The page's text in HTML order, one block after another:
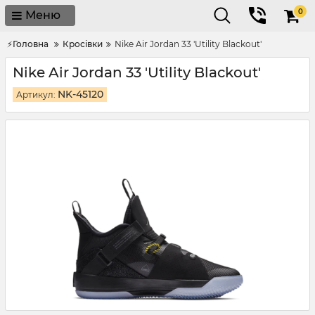
Меню 0
⚡Головна Кросівки Nike Air Jordan 33 'Utility Blackout'
Nike Air Jordan 33 'Utility Blackout'
Артикул: NK-45120